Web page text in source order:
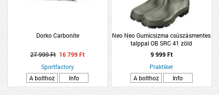
Dorko Carbonite
27 999 Ft 16 799 Ft
Sportfactory
A bolthoz
Info
Neo Neo Gumicsizma csúszásmentes
talppal OB SRC 41 zöld
9 999 Ft
Praktiker
A bolthoz
Info